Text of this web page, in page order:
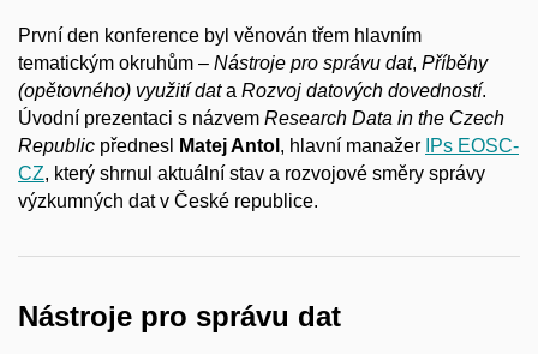
První den konference byl věnován třem hlavním
tematickým okruhům – Nástroje pro správu dat, Příběhy
(opětovného) využití data Rozvoj datových dovedností.
Úvodní prezentaci s názvem Research Data in the Czech
Republic přednesl Matej Antol , hlavní manažer IPs EOSC-
CZ, který shrnul aktuální stav a rozvojové směry správy
výzkumných dat v České republice.
Nástroje pro správu dat